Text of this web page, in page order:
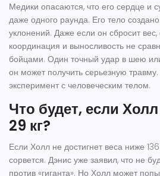
Медики опасаются, что его сердце и
даже одного раунда. Его тело
уклонений. Даже если он сбросит вес,
координация и выносливость не
бойцами. Один точный удар в шею
он может получить серьезную
эксперимент с человеческим телом.
Что будет, если
29 кг?
Если Холл не достигнет веса ниже 136
сорвется. Дэнис уже заявил, что не
против «гиганта». Но Холл может